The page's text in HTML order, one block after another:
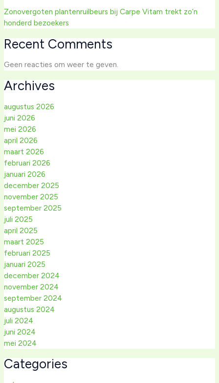
Zonovergoten plantenruilbeurs bij Carpe Vitam trekt zo’n
honderd bezoekers
Recent Comments
Geen reacties om weer te geven.
Archives
augustus 2026
juni 2026
mei 2026
april 2026
maart 2026
februari 2026
januari 2026
december 2025
november 2025
september 2025
juli 2025
april 2025
maart 2025
februari 2025
januari 2025
december 2024
november 2024
september 2024
augustus 2024
juli 2024
juni 2024
mei 2024
Categories